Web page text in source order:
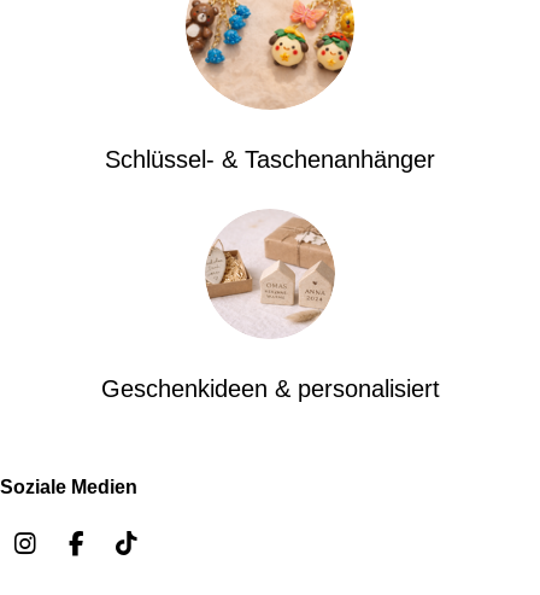
Schlüssel- & Taschenanhänger
Geschenkideen & personalisiert
Soziale Medien
I
F
T